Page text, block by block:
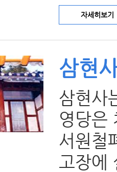
자세히보기
삼현
삼현사
영당은
서원철
고장에